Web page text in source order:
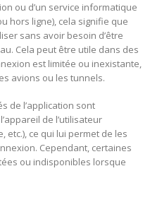
ou d’un service informatique
hors ligne), cela signifie que
sans avoir besoin d’être
Cela peut être utile dans des
est limitée ou inexistante,
avions ou les tunnels.
de l’application sont
de l’utilisateur
etc.), ce qui lui permet de les
Cependant, certaines
ou indisponibles lorsque